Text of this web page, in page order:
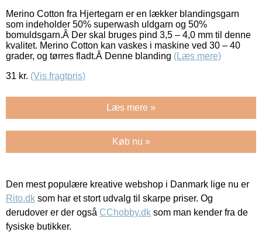
Merino Cotton fra Hjertegarn er en lækker blandingsgarn
som indeholder 50% superwash uldgarn og 50%
bomuldsgarn.Â Der skal bruges pind 3,5 – 4,0 mm til denne
kvalitet. Merino Cotton kan vaskes i maskine ved 30 – 40
grader, og tørres fladt.Â Denne blanding (Læs mere)
31 kr. (Vis fragtpris)
Læs mere »
Køb nu »
Den mest populære kreative webshop i Danmark lige nu er
Rito.dk som har et stort udvalg til skarpe priser. Og
derudover er der også CChobby.dk som man kender fra de
fysiske butikker.